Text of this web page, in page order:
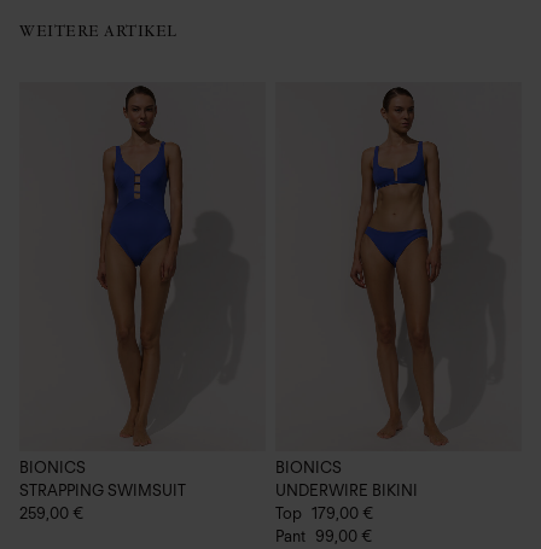
WEITERE ARTIKEL
BIONICS
STRAPPING SWIMSUIT
259,00 €
BIONICS
UNDERWIRE BIKINI
Top 179,00 €
Pant 99,00 €